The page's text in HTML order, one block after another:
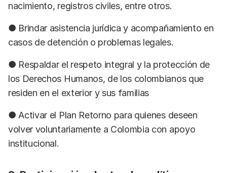
nacimiento, registros civiles, entre otros.
● Brindar asistencia jurídica y acompañamiento en
casos de detención o problemas legales.
● Respaldar el respeto integral y la protección de
los Derechos Humanos, de los colombianos que
residen en el exterior y sus familias
● Activar el Plan Retorno para quienes deseen
volver voluntariamente a Colombia con apoyo
institucional.